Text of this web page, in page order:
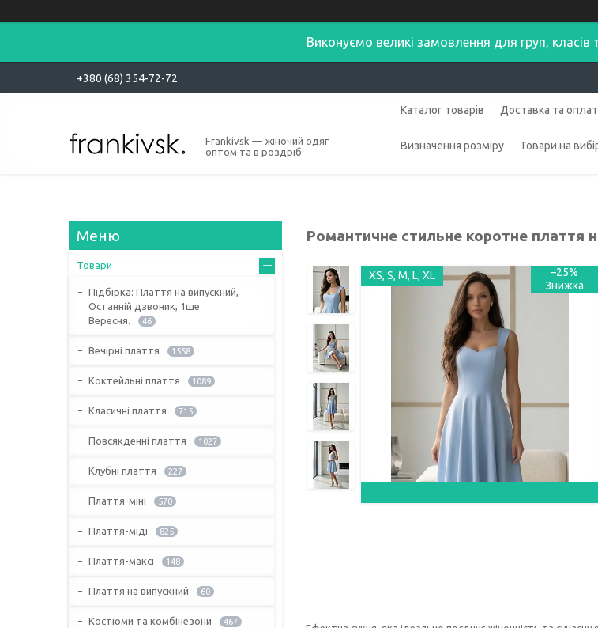
Виконуємо великі замовлення для груп, класів
+380 (68) 354-72-72
Frankivsk — жіночий одяг
оптом та в роздріб
Каталог товарів Доставка та
Визначення розміру Товари на
Романтичне стильне коротне плаття
XS, S, M, L, XL –25%
Товари
Підбірка: Плаття на випускний,
Останній дзвоник, 1ше
Вересня.
46
Вечірні плаття 1558
Коктейльні плаття 1089
Класичні плаття 715
Повсякденні плаття 1027
Клубні плаття 227
Плаття-міні 570
Плаття-міді 825
Плаття-максі 148
Плаття на випускний 60
Костюми та комбінезони 467